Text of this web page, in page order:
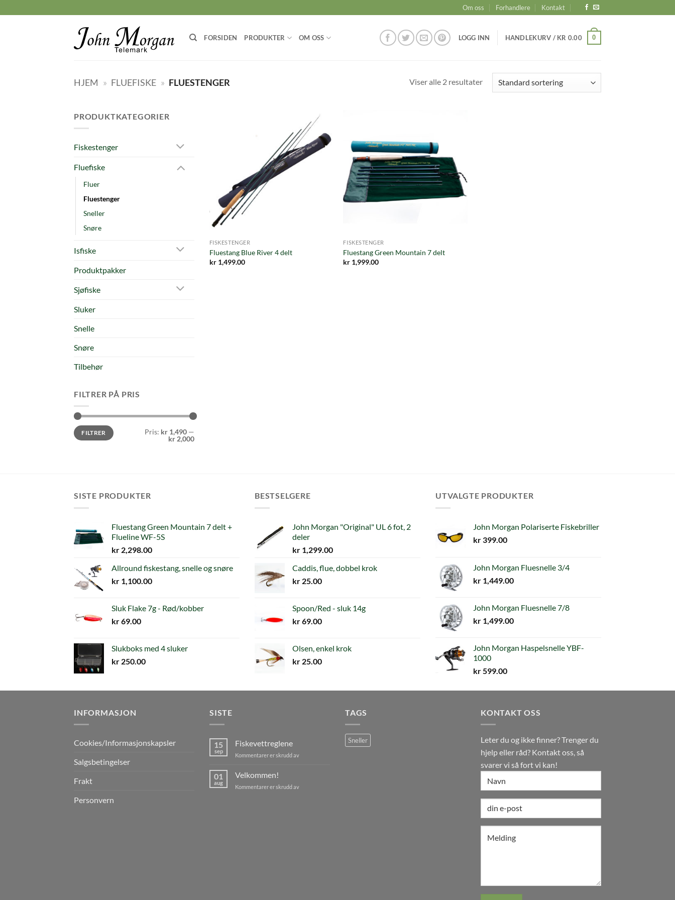
to
Om oss Forhandlere Kontakt
FORSIDEN PRODUKTER OM OSS LOGG INN HANDLEKURV / KR 0.00 0
HJEM » FLUEFISKE » FLUESTENGER Viser alle 2 resultater
PRODUKTKATEGORIER
Fiskestenger
Fluefiske
Fluer
Fluestenger
Sneller
Snøre
Isfiske
Produktpakker
Sjøfiske
Sluker
Snelle
Snøre
Tilbehør
FILTRER PÅ PRIS
Min.
pris
Makspris
FILTRER Pris: kr 1,490 —
kr 2,000
Add to
wishlist
FISKESTENGER
Fluestang Blue River 4 delt
kr1,499.00
FISKESTENGER
Fluestang Green Mountain 7 delt
kr 1,999.00
SISTE PRODUKTER
Fluestang Green Mountain 7 delt +
Flueline WF-5S
kr 2,298.00
Allround fiskestang, snelle og snøre
kr 1,100.00
Sluk Flake 7g - Rød/kobber
kr69.00
Slukboks med 4 sluker
kr 250.00
BESTSELGERE
John Morgan "Original" UL 6 fot, 2
deler
kr 1,299.00
Caddis, flue, dobbel krok
kr 25.00
Spoon/Red - sluk 14g
kr69.00
Olsen, enkel krok
kr 25.00
UTVALGTE PRODUKTER
John Morgan Polariserte Fiskebriller
kr 399.00
John Morgan Fluesnelle 3/4
kr 1,449.00
John Morgan Fluesnelle 7/8
kr 1,499.00
John Morgan Haspelsnelle YBF-
1000
kr 599.00
INFORMASJON
Cookies/Informasjonskapsler
Salgsbetingelser
Frakt
Personvern
SISTE
15
sep
Fiskevettreglene
Kommentarer er skrudd avfor
01
aug
Velkommen!
Kommentarer er skrudd avfor
TAGS
Sneller
KONTAKT OSS
Leter du og ikke finner? Trenger du
hjelp eller råd? Kontakt oss, så
svarer vi så fort vi kan!